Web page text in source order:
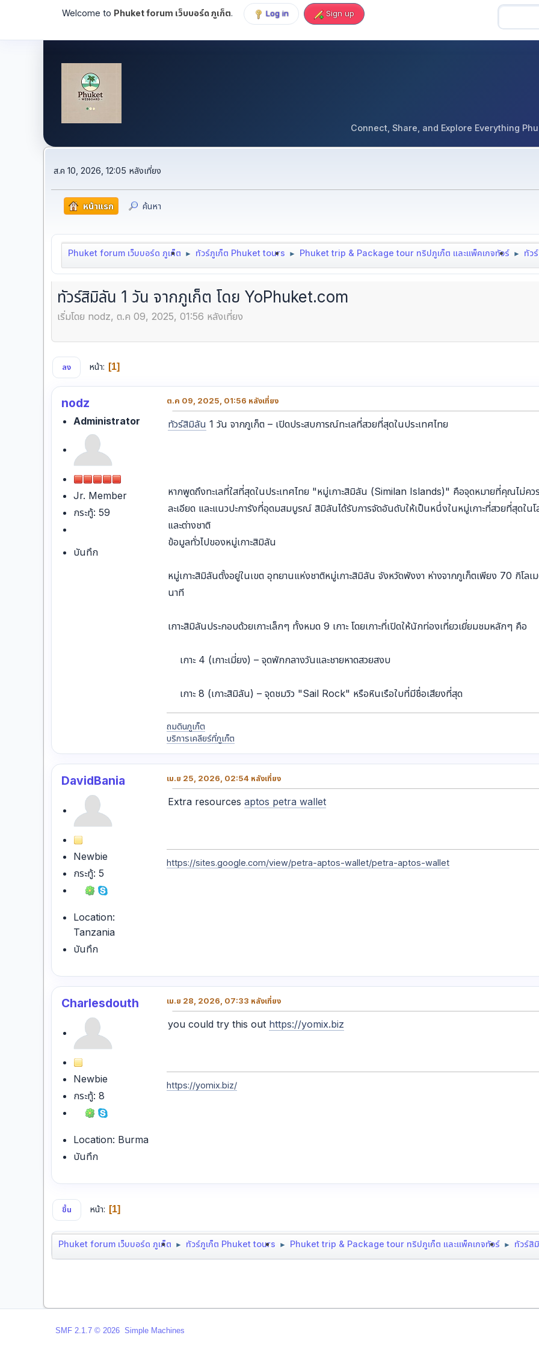
Welcome to Phuket forum เว็บบอร์ด ภูเก็ต. Log in Sign up
Connect, Share, and Explore Everything
ส.ค 10, 2026, 12:05 หลังเที่ยง
หน้าแรก ค้นหา
Phuket forum เว็บบอร์ด ภูเก็ต ► ทัวร์ภูเก็ต Phuket tours ► Phuket trip & Package tour ทริปภูเก็ต และแพ็คเกจทัวร์ ► ทัว
ทัวร์สิมิลัน 1 วัน จากภูเก็ต โดย YoPhuket.com
เริ่มโดย nodz, ต.ค 09, 2025, 01:56 หลังเที่ยง
ลง หน้า 1
nodz
Administrator
Jr. Member
กระทู้: 59
บันทึก
ต.ค 09, 2025, 01:56 หลังเที่ยง
ทัวร์สิมิลัน 1 วัน จากภูเก็ต – เปิดประสบการณ์ทะเลที่สวยที่สุดในประเทศไทย
หากพูดถึงทะเลที่ใสที่สุดในประเทศไทย "หมู่เกาะสิมิลัน (Similan Islands)" คือจุดหมายที่คุณไม่ควร
ละเอียด และแนวปะการังที่อุดมสมบูรณ์ สิมิลันได้รับการจัดอันดับให้เป็นหนึ่งในหมู่เกาะที่สวยที่สุดใ
และต่างชาติ
ข้อมูลทั่วไปของหมู่เกาะสิมิลัน
หมู่เกาะสิมิลันตั้งอยู่ในเขต อุทยานแห่งชาติหมู่เกาะสิมิลัน จังหวัดพังงา ห่างจากภูเก็ตเพียง 70 กิโล
นาที
เกาะสิมิลันประกอบด้วยเกาะเล็กๆ ทั้งหมด 9 เกาะ โดยเกาะที่เปิดให้นักท่องเที่ยวเยี่ยมชมหลักๆ คือ
เกาะ 4 (เกาะเมี่ยง) – จุดพักกลางวันและชายหาดสวยสงบ
เกาะ 8 (เกาะสิมิลัน) – จุดชมวิว "Sail Rock" หรือหินเรือใบที่มีชื่อเสียงที่สุด
ถมดินภูเก็ต
บริการเคลียร์ที่ภูเก็ต
DavidBania
Newbie
กระทู้: 5
Location:
Tanzania
บันทึก
เม.ย 25, 2026, 02:54 หลังเที่ยง
Extra resources aptos petra wallet
https://sites.google.com/view/petra-aptos-wallet/petra-aptos-wallet
Charlesdouth
Newbie
กระทู้: 8
Location: Burma
บันทึก
เม.ย 28, 2026, 07:33 หลังเที่ยง
you could try this out https://yomix.biz
https://yomix.biz/
ขึ้น หน้า 1
Phuket forum เว็บบอร์ด ภูเก็ต ► ทัวร์ภูเก็ต Phuket tours ► Phuket trip & Package tour ทริปภูเก็ต และแพ็คเกจทัวร์ ► ทัวร์สิ
SMF 2.1.7 © 2026 Simple Machines